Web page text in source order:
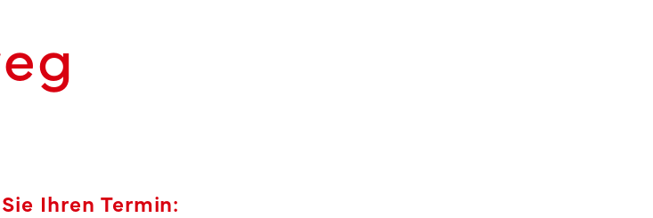
Ihren Termin: